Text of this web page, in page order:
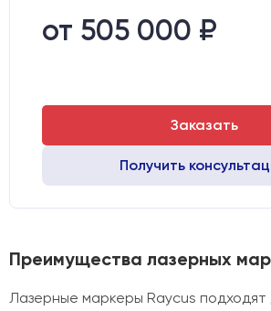
Транспортный габарит станка, мм:
от 505 000 ₽
Заказать
Получить
Преимущества лазерных
Лазерные маркеры Raycus подходят